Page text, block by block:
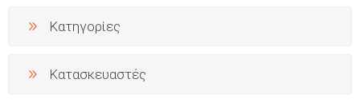
Κατηγορίες
Κατασκευαστές